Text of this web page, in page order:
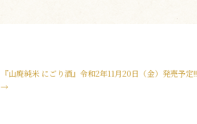
『山廃純米 にごり酒』令和2年11月20日（金）発売予定!!
→